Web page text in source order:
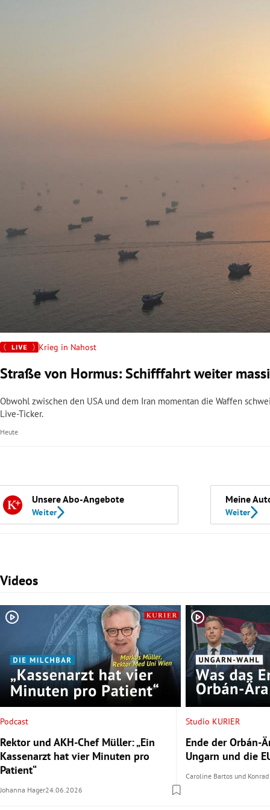
Krieg in Nahost
Straße von Hormus: Schifffahrt weiter
Obwohl zwischen den USA und dem Iran momentan die Waffen
Live-Ticker.
Heute
Unsere Abo-Angebote
Weiter
Meine
Weiter
Videos
Slide 1 von 3
Podcast
Rektor und AKH-Chef Müller: „Ein
Kassenarzt hat vier Minuten pro
Patient“
Johanna Hager24.06.2026
Studio KURIER
Ende der Orbán-
Ungarn und die
Caroline Bartos und